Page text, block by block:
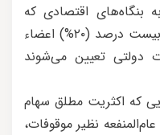
به بنگاه‌های اقتصادی که
صرف‌نظر از نوع مالکیت، بیش از بیست درصد (۲۰%) اعضاء
دولتی تعیین می‌شوند
که اکثریت مطلق سهام
نظیر موقوفات،